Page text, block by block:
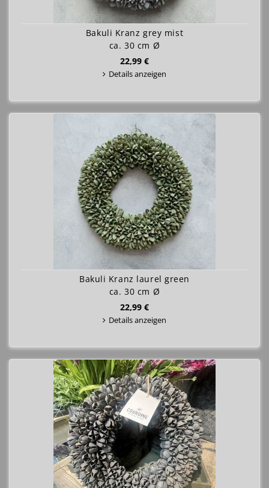
Bakuli Kranz grey mist
ca. 30 cm Ø
22,99 €
Details anzeigen
Bakuli Kranz laurel green
ca. 30 cm Ø
22,99 €
Details anzeigen